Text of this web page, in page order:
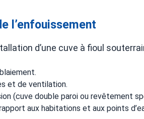
l’enfouissement
d’une cuve à fioul
et de ventilation.
(cuve double paroi ou revêtement
aux habitations et aux points